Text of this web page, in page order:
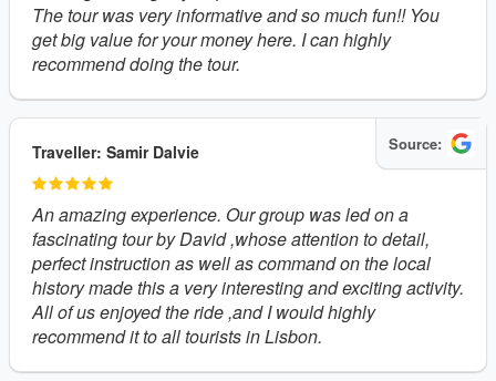
The tour was very informative and so much fun!! You
get big value for your money here. I can highly
recommend doing the tour.
Traveller: Samir Dalvie Source:
An amazing experience. Our group was led on a
fascinating tour by David ,whose attention to detail,
perfect instruction as well as command on the local
history made this a very interesting and exciting activity.
All of us enjoyed the ride ,and I would highly
recommend it to all tourists in Lisbon.